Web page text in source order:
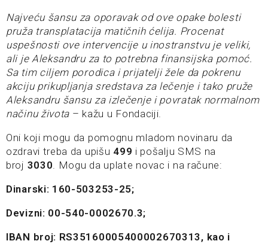
Najveću šansu za oporavak od ove opake bolesti
pruža transplatacija matičnih ćelija. Procenat
uspešnosti ove intervencije u inostranstvu je veliki,
ali je Aleksandru za to potrebna finansijska pomoć.
Sa tim ciljem porodica i prijatelji žele da pokrenu
akciju prikupljanja sredstava za lečenje i tako pruže
Aleksandru šansu za izlečenje i povratak normalnom
načinu života – kažu u Fondaciji.
Oni koji mogu da pomognu mladom novinaru da
ozdravi treba da upišu 499 i pošalju SMS na
broj 3030. Mogu da uplate novac i na račune:
Dinarski: 160-503253-25;
Devizni: 00-540-0002670.3;
IBAN broj: RS35160005400002670313, kao i